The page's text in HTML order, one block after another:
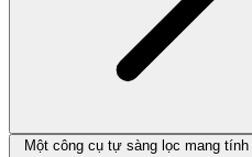
Một công cụ tự sàng lọc mang